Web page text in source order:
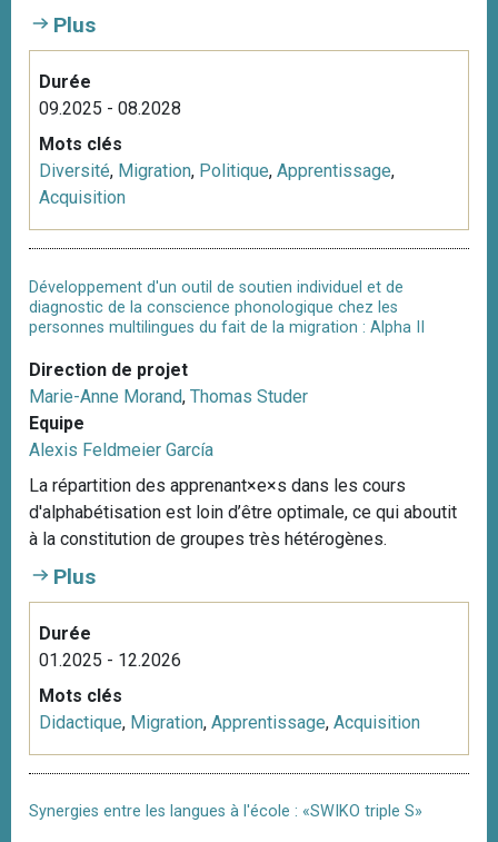
Plus
Durée
09.2025 - 08.2028
Mots clés
Diversité, Migration, Politique, Apprentissage,
Acquisition
Développement d'un outil de soutien individuel et de
diagnostic de la conscience phonologique chez les
personnes multilingues du fait de la migration : Alpha II
Direction de projet
Marie-Anne Morand, Thomas Studer
Equipe
Alexis Feldmeier García
La répartition des apprenant×e×s dans les cours
d'alphabétisation est loin d’être optimale, ce qui aboutit
à la constitution de groupes très hétérogènes.
Plus
Durée
01.2025 - 12.2026
Mots clés
Didactique, Migration, Apprentissage, Acquisition
Synergies entre les langues à l'école : «SWIKO triple S»